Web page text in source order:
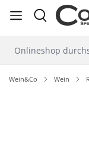
springen
Wein&Co Wein